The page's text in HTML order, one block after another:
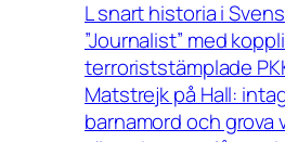
L snart historia i
”Journalist” med
terroriststämplade
Matstrejk på Hall:
barnamord och grova